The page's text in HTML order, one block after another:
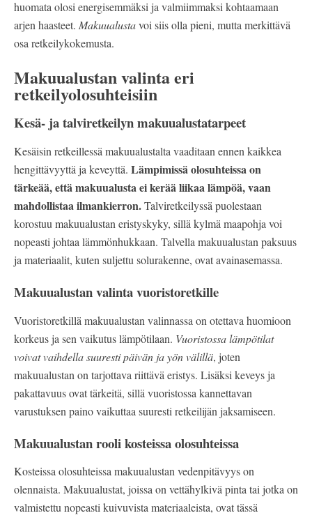
huomata olosi energisemmäksi ja valmiimmaksi kohtaamaan
arjen haasteet. Makuualustavoi siis olla pieni, mutta merkittävä
osa retkeilykokemusta.
Makuualustan valinta eri
retkeilyolosuhteisiin
Kesä- ja talviretkeilyn makuualustatarpeet
Kesäisin retkeillessä makuualustalta vaaditaan ennen kaikkea
hengittävyyttä ja keveyttä. Lämpimissä olosuhteissa on
tärkeää, että makuualusta ei kerää liikaa lämpöä, vaan
mahdollistaa ilmankierron.Talviretkeilyssä puolestaan
korostuu makuualustan eristyskyky, sillä kylmä maapohja voi
nopeasti johtaa lämmönhukkaan. Talvella makuualustan paksuus
ja materiaalit, kuten suljettu solurakenne, ovat avainasemassa.
Makuualustan valinta vuoristoretkille
Vuoristoretkillä makuualustan valinnassa on otettava huomioon
korkeus ja sen vaikutus lämpötilaan. Vuoristossa lämpötilat
voivat vaihdella suuresti päivän ja yön välillä, joten
makuualustan on tarjottava riittävä eristys. Lisäksi keveys ja
pakattavuus ovat tärkeitä, sillä vuoristossa kannettavan
varustuksen paino vaikuttaa suuresti retkeilijän jaksamiseen.
Makuualustan rooli kosteissa olosuhteissa
Kosteissa olosuhteissa makuualustan vedenpitävyys on
olennaista. Makuualustat, joissa on vettähylkivä pinta tai jotka on
valmistettu nopeasti kuivuvista materiaaleista, ovat tässä